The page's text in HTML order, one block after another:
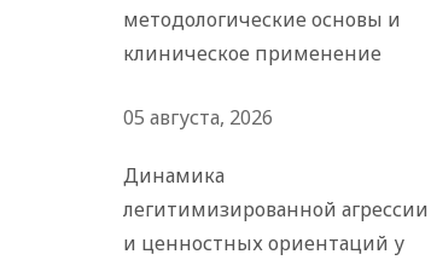
методологические основы и
клиническое применение
05 августа, 2026
Динамика
легитимизированной агрессии
и ценностных ориентаций у